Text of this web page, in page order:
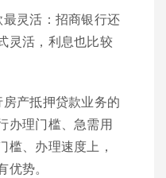
灵活：招商银行还
灵活，利息也比较
产抵押贷款业务的
办理门槛、急需用
槛、办理速度上，
势。